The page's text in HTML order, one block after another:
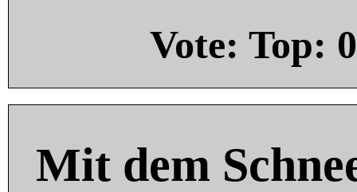
Vote: Top: 0
Mit dem